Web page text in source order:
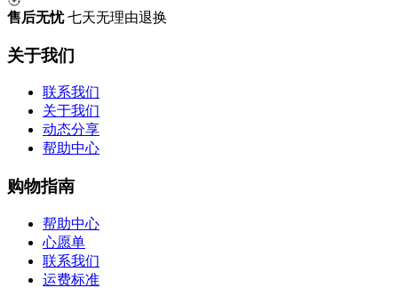
售后无忧 七天无理由退换
关于我们
联系我们
关于我们
动态分享
帮助中心
购物指南
帮助中心
心愿单
联系我们
运费标准